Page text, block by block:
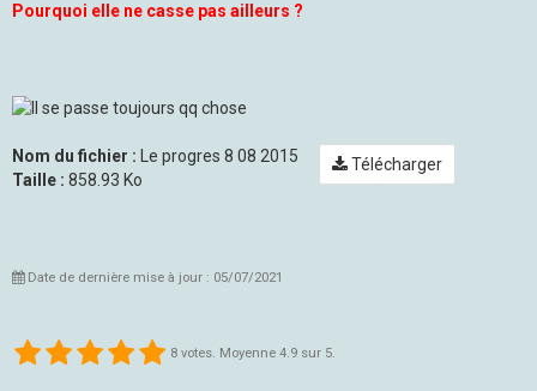
Pourquoi elle ne casse pas ailleurs ?
Nom du fichier : Le progres 8 08 2015
Taille : 858.93 Ko
Télécharger
Date de dernière mise à jour : 05/07/2021
8 votes. Moyenne 4.9 sur 5.